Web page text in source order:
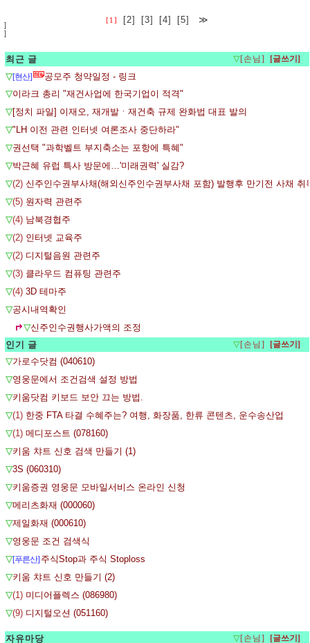
[1] [2] [3] [4] [5] ≫
]
]
최근 글 ▽[손님]
▽[현산]
공모주 청약일정 - 링크
▽이라크 총리 "재건사업에 한국기업이 적격"
▽[정치 파일] 이재오, 재개발ㆍ재건축 규제 완화법 대표 발의
▽"LH 이전 관련 인터넷 여론조사 중단하라"
▽권선택 "과학벨트 부지축소는 포항에 특혜"
▽박근혜 유럽 특사 방문에…'미래권력' 실감?
▽(2) 신주인수권부사채(해외신주인수권부사채 포함) 발행후 만기전 사채 취
▽(5) 원자력 관련주
▽(4) 남북경협주
▽(2) 인터넷 교육주
▽(2) 디지털음원 관련주
▽(3) 클라우드 컴퓨팅 관련주
▽(4) 3D 테마주
▽공시내역확인
▽신주인수권행사가액의 조정
인기 글
▽[손님]
▽가로수닷컴 (040610)
▽영웅문에서 조건검색 설정 방법
▽키움닷컴 키보드 보안 끄는 방법.
▽(1) 한중 FTA 타결 수혜주는? 여행, 화장품, 한류 콘텐츠, 운수송산업
▽(1) 메디포스트 (078160)
▽키움 챠트 신호 검색 만들기 (1)
▽3S (060310)
▽키움증권 영웅문 모바일서비스 온라인 신청
▽메리츠화재 (000060)
▽제일화재 (000610)
▽영웅문 조건 검색식
▽[푸른산] 주식Stop과 주식 Stoploss
▽키움 챠트 신호 만들기 (2)
▽(1) 미디어플렉스 (086980)
▽(9) 디지털오션 (051160)
자유마당 ▽[손님]